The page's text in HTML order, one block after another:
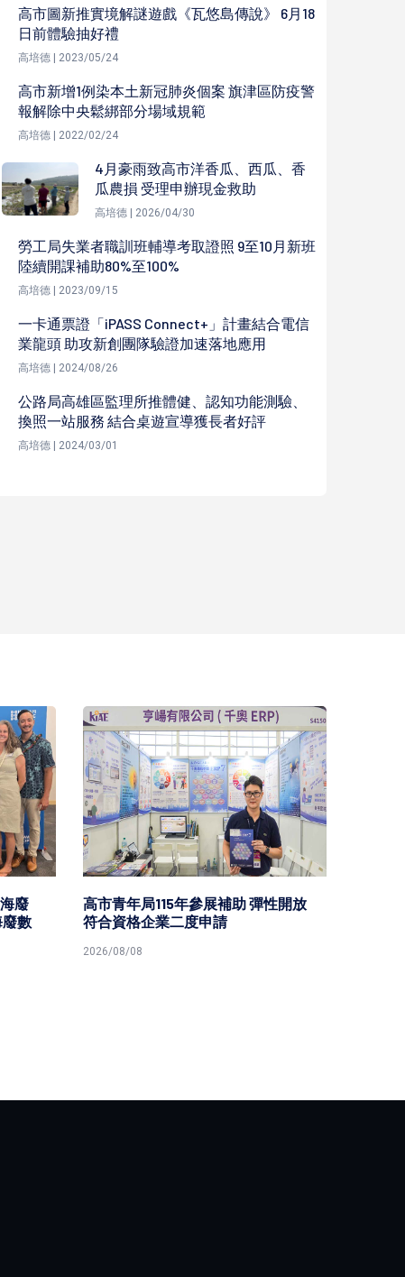
高市圖新推實境解謎遊戲《瓦悠島傳說》 6月18
日前體驗抽好禮
高培德 | 2023/05/24
高市新增1例染本土新冠肺炎個案 旗津區防疫警
報解除中央鬆綁部分場域規範
高培德 | 2022/02/24
4月豪雨致高市洋香瓜、西瓜、香
瓜農損 受理申辦現金救助
高培德 | 2026/04/30
勞工局失業者職訓班輔導考取證照 9至10月新班
陸續開課補助80%至100%
高培德 | 2023/09/15
一卡通票證「iPASS Connect+」計畫結合電信
業龍頭 助攻新創團隊驗證加速落地應用
高培德 | 2024/08/26
公路局高雄區監理所推體健、認知功能測驗、
換照一站服務 結合桌遊宣導獲長者好評
高培德 | 2024/03/01
廢
數
高市青年局115年參展補助 彈性開放
符合資格企業二度申請
2026/08/08